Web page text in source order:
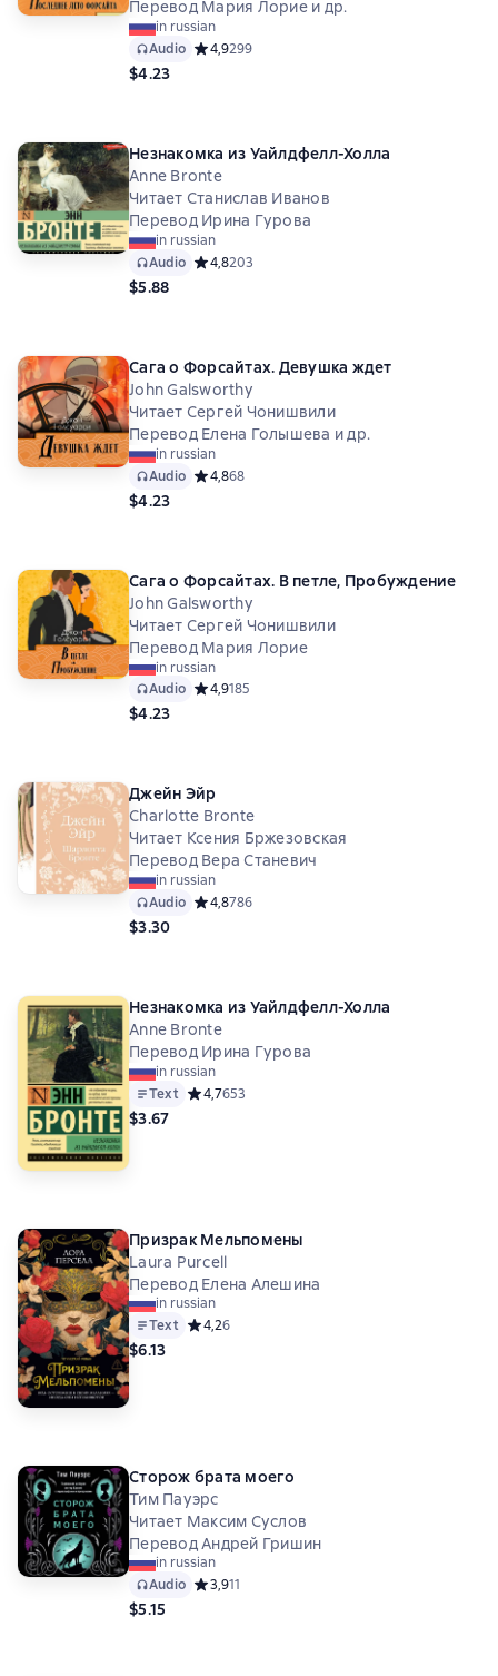
Перевод Мария Лорие и др.
in russian
Audio Средний рейтинг 4,9 на основе 299 оценок
4,9299
$4.23
Незнакомка из Уайлдфелл-Холла
Anne Bronte
Читает Станислав Иванов
Перевод Ирина Гурова
in russian
Audio Средний рейтинг 4,8 на основе 203 оценок
4,8203
$5.88
Сага о Форсайтах. Девушка ждет
John Galsworthy
Читает Сергей Чонишвили
Перевод Елена Голышева и др.
in russian
Audio Средний рейтинг 4,8 на основе 68 оценок
4,868
$4.23
Сага о Форсайтах. В петле, Пробуждение
John Galsworthy
Читает Сергей Чонишвили
Перевод Мария Лорие
in russian
Audio Средний рейтинг 4,9 на основе 185 оценок
4,9185
$4.23
Джейн Эйр
Charlotte Bronte
Читает Ксения Бржезовская
Перевод Вера Станевич
in russian
Audio Средний рейтинг 4,8 на основе 786 оценок
4,8786
$3.30
Незнакомка из Уайлдфелл-Холла
Anne Bronte
Перевод Ирина Гурова
in russian
Text Средний рейтинг 4,7 на основе 653 оценок
4,7653
$3.67
Призрак Мельпомены
Laura Purcell
Перевод Елена Алешина
in russian
Text Средний рейтинг 4,2 на основе 6 оценок
4,26
$6.13
Сторож брата моего
Тим Пауэрс
Читает Максим Суслов
Перевод Андрей Гришин
in russian
Audio Средний рейтинг 3,9 на основе 11 оценок
3,911
$5.15